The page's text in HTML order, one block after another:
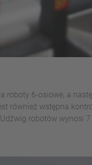
roboty 6-osiowe, a
również wstępna
robotów wynosi